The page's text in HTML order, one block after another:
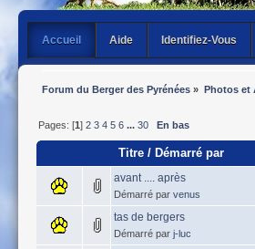
Accueil Aide Identifiez-Vous
Forum du Berger des Pyrénées » Photos et
Pages: [1]2 3 4 5 6 ...30 En bas
Titre / Démarré par
avant .... après
Démarré par venus
tas de bergers
Démarré par j-luc